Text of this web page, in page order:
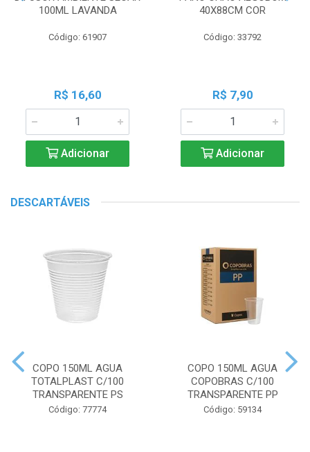
100ML LAVANDA
Código: 61907
R$ 16,60
Adicionar
40X88CM COR
Código: 33792
R$ 7,90
Adicionar
DESCARTÁVEIS
COPO 150ML AGUA
TOTALPLAST C/100
TRANSPARENTE PS
Código: 77774
COPO 150ML AGUA
COPOBRAS C/100
TRANSPARENTE PP
Código: 59134